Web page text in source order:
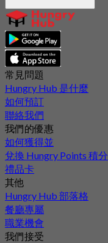
常見問題
Hungry Hub 是什麼
如何預訂
聯絡我們
我們的優惠
如何獲得並
兌換 Hungry Points 積分
禮品卡
其他
Hungry Hub 部落格
餐廳專屬
職業機會
我們接受